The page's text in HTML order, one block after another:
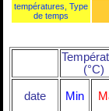
températures, Type
de temps
(°C)
date Min